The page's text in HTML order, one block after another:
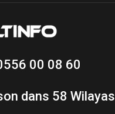
00 08 60
dans 58 Wilayas